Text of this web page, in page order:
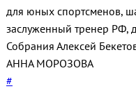
для юных спортсменов,
заслуженный тренер РФ,
Собрания Алексей
АННА МОРОЗОВА
#